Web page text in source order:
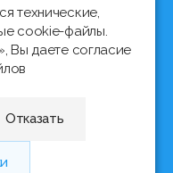
ИПМ-Торги
технические,
cookie-файлы.
Вы даете согласие
Отказать